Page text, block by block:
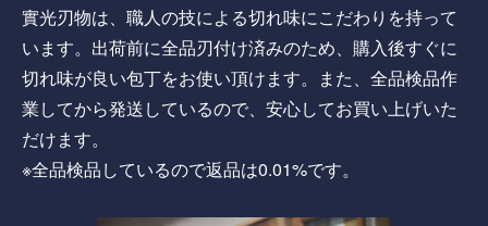
實光刃物は、職人の技による切れ味にこだわりを持って
います。出荷前に全品刃付け済みのため、購入後すぐに
切れ味が良い包丁をお使い頂けます。また、全品検品作
業してから発送しているので、安心してお買い上げいた
だけます。
※全品検品しているので返品は0.01%です。